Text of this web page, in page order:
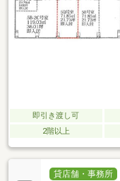
即引き渡し可
2階以上
貸店舗・事務所